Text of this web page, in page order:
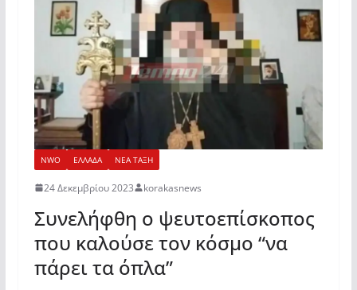
NWO ΕΛΛΑΔΑ ΝΕΑ ΤΑΞΗ
24 Δεκεμβρίου 2023 korakasnews
Συνελήφθη ο ψευτοεπίσκοπος
που καλούσε τον κόσμο “να
πάρει τα όπλα”